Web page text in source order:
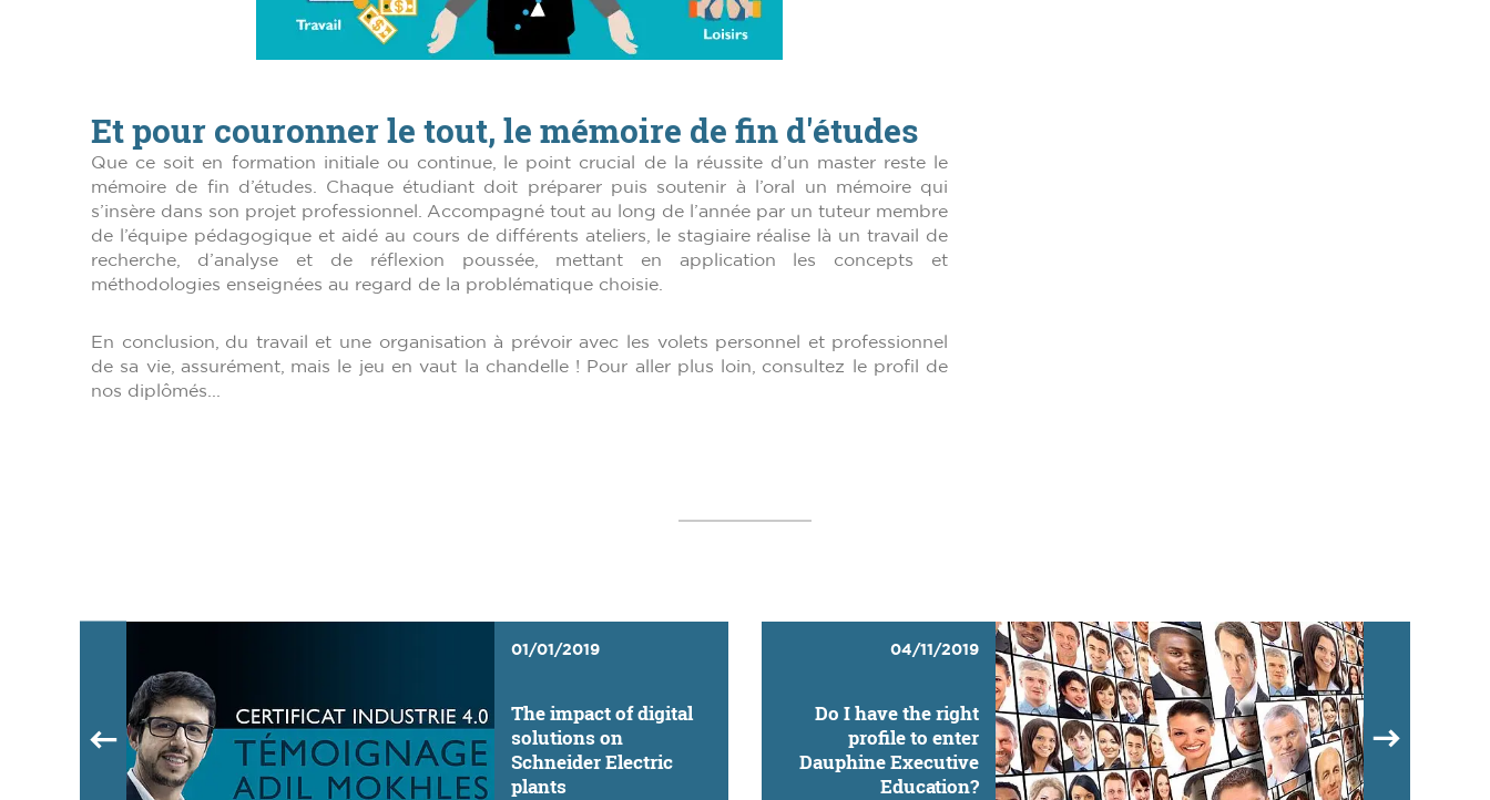
Et pour couronner le tout, le mémoire de fin d'études
Que ce soit en formation initiale ou continue, le point crucial de la réussite d’un master reste le
mémoire de fin d’études. Chaque étudiant doit préparer puis soutenir à l’oral un mémoire qui
s’insère dans son projet professionnel. Accompagné tout au long de l’année par un tuteur membre
de l’équipe pédagogique et aidé au cours de différents ateliers, le stagiaire réalise là un travail de
recherche, d’analyse et de réflexion poussée, mettant en application les concepts et
méthodologies enseignées au regard de la problématique choisie.
En conclusion, du travail et une organisation à prévoir avec les volets personnel et professionnel
de sa vie, assurément, mais le jeu en vaut la chandelle !
Pour aller plus loin, consultez le profil de
nos diplômés...
01/01/2019
The impact of digital
solutions on
Schneider Electric
plants
04/11/2019
Do I have the right
profile to enter
Dauphine Executive
Education?